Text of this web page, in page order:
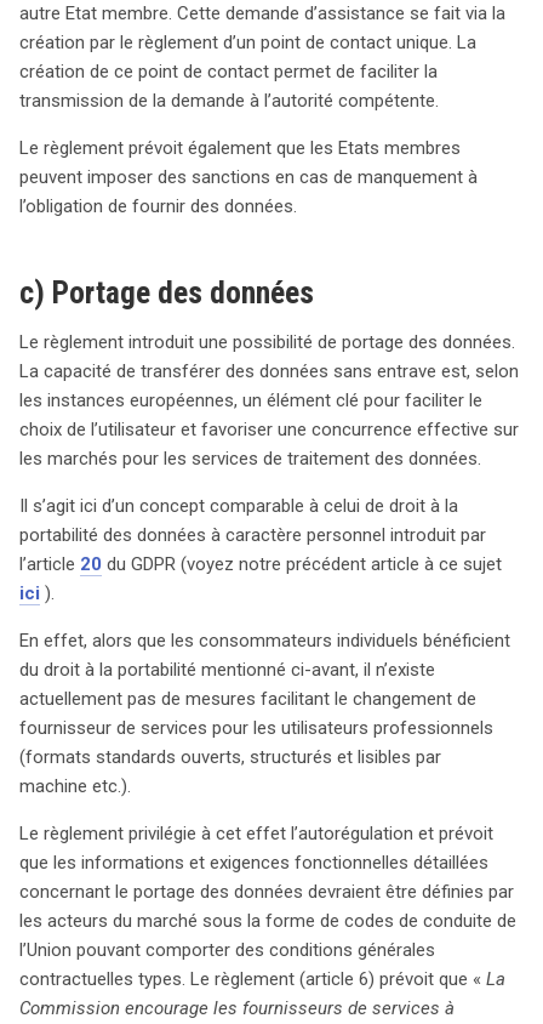
autre Etat membre. Cette demande d’assistance se fait via la
création par le règlement d’un point de contact unique. La
création de ce point de contact permet de faciliter la
transmission de la demande à l’autorité compétente.
Le règlement prévoit également que les Etats membres
peuvent imposer des sanctions en cas de manquement à
l’obligation de fournir des données.
c) Portage des données
Le règlement introduit une possibilité de portage des données.
La capacité de transférer des données sans entrave est, selon
les instances européennes, un élément clé pour faciliter le
choix de l’utilisateur et favoriser une concurrence effective sur
les marchés pour les services de traitement des données.
Il s’agit ici d’un concept comparable à celui de droit à la
portabilité des données à caractère personnel introduit par
l’article 20 du GDPR (voyez notre précédent article à ce sujet
ici ).
En effet, alors que les consommateurs individuels bénéficient
du droit à la portabilité mentionné ci-avant, il n’existe
actuellement pas de mesures facilitant le changement de
fournisseur de services pour les utilisateurs professionnels
(formats standards ouverts, structurés et lisibles par
machine etc.).
Le règlement privilégie à cet effet l’autorégulation et prévoit
que les informations et exigences fonctionnelles détaillées
concernant le portage des données devraient être définies par
les acteurs du marché sous la forme de codes de conduite de
l’Union pouvant comporter des conditions générales
contractuelles types. Le règlement (article 6) prévoit que « La
Commission encourage les fournisseurs de services à